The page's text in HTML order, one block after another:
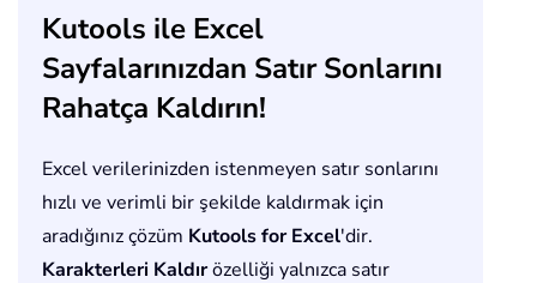
Kutools ile Excel
Sayfalarınızdan Satır Sonlarını
Rahatça Kaldırın!
Excel verilerinizden istenmeyen satır sonlarını
hızlı ve verimli bir şekilde kaldırmak için
aradığınız çözüm Kutools for Excel'dir.
Karakterleri Kaldırözelliği yalnızca satır